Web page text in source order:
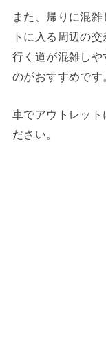
また、帰りに混
トに入る周辺の
行く道が混雑しや
のがおすすめです
車でアウトレット
ださい。